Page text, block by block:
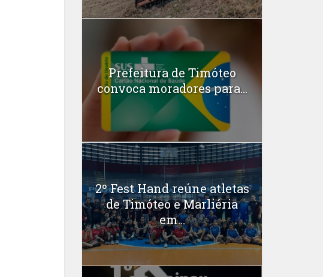
Prefeitura de Timóteo
convoca moradores para...
2º Fest Hand reúne atletas
de Timóteo e Marliéria
em...